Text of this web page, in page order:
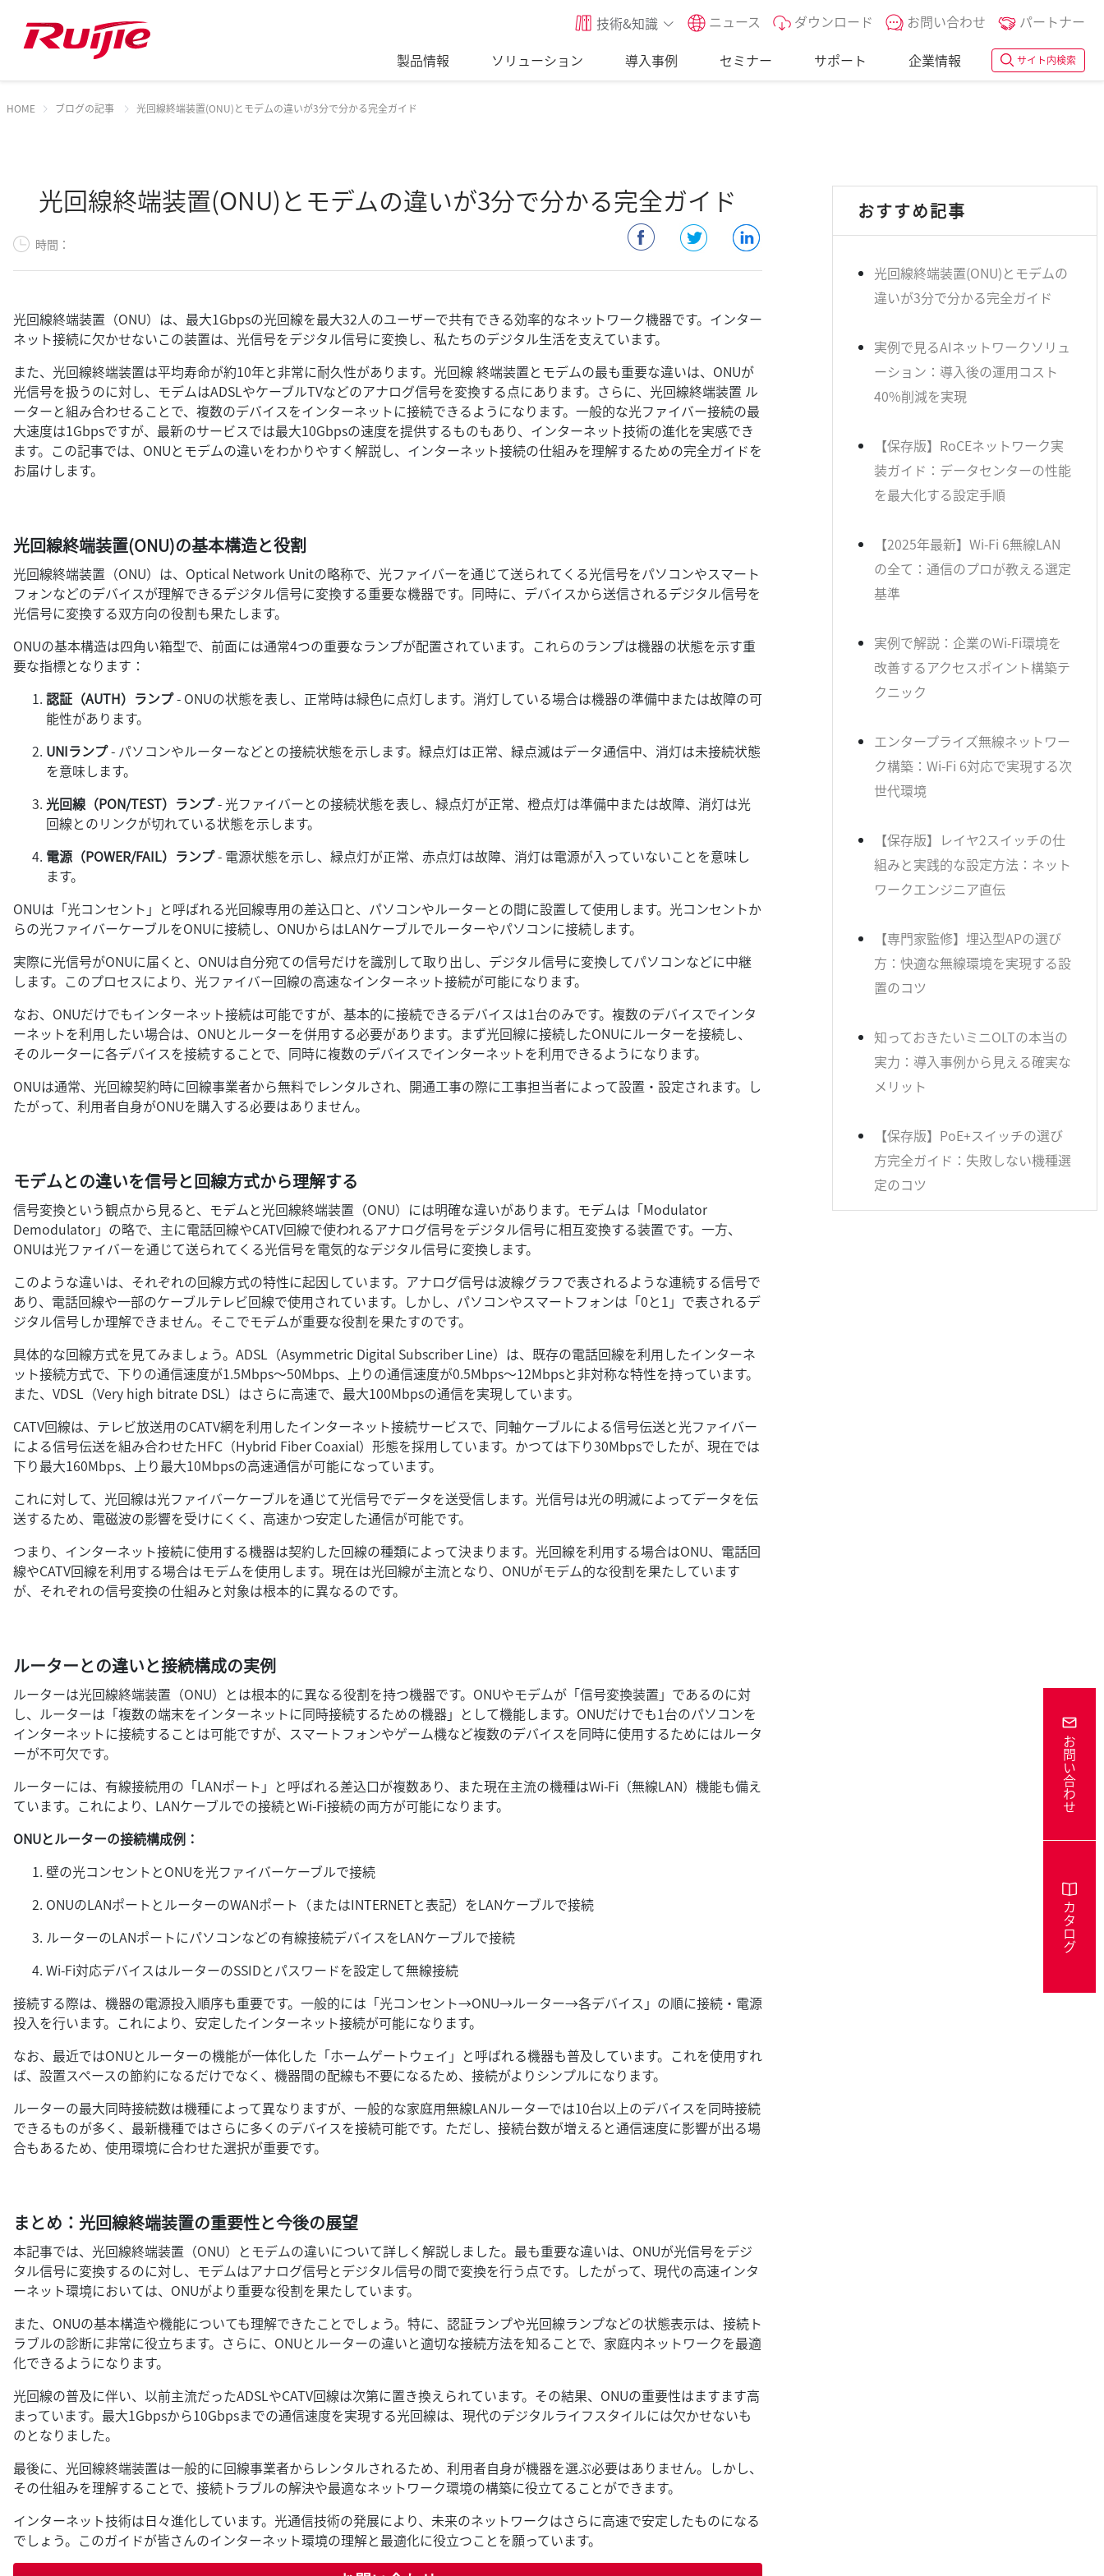
技術&知識 ニュース ダウンロード お問い合わせ
パートナー
製品情報
ソリューション 導入事例 セミナー サポート 企業情報 サイト内検索
HOME ブログの記事 光回線終端装置(ONU)とモデムの違いが3分で分かる完全ガイド
光回線終端装置(ONU)とモデムの違いが3分で分かる完全ガイド
時間：
光回線終端装置（ONU）は、最大1Gbpsの光回線を最大32人のユーザーで共有できる効率的なネットワーク機器です。インター
ネット接続に欠かせないこの装置は、光信号をデジタル信号に変換し、私たちのデジタル生活を支えています。
また、光回線終端装置は平均寿命が約10年と非常に耐久性があります。光回線 終端装置とモデムの最も重要な違いは、ONUが
光信号を扱うのに対し、モデムはADSLやケーブルTVなどのアナログ信号を変換する点にあります。さらに、光回線終端装置 ル
ーターと組み合わせることで、複数のデバイスをインターネットに接続できるようになります。一般的な光ファイバー接続の最
大速度は1Gbpsですが、最新のサービスでは最大10Gbpsの速度を提供するものもあり、インターネット技術の進化を実感でき
ます。この記事では、ONUとモデムの違いをわかりやすく解説し、インターネット接続の仕組みを理解するための完全ガイドを
お届けします。
光回線終端装置(ONU)の基本構造と役割
光回線終端装置（ONU）は、Optical Network Unitの略称で、光ファイバーを通じて送られてくる光信号をパソコンやスマート
フォンなどのデバイスが理解できるデジタル信号に変換する重要な機器です。同時に、デバイスから送信されるデジタル信号を
光信号に変換する双方向の役割も果たします。
ONUの基本構造は四角い箱型で、前面には通常4つの重要なランプが配置されています。これらのランプは機器の状態を示す重
要な指標となります：
認証（AUTH）ランプ- ONUの状態を表し、正常時は緑色に点灯します。消灯している場合は機器の準備中または故障の可
能性があります。
UNIランプ- パソコンやルーターなどとの接続状態を示します。緑点灯は正常、緑点滅はデータ通信中、消灯は未接続状態
を意味します。
光回線（PON/TEST）ランプ- 光ファイバーとの接続状態を表し、緑点灯が正常、橙点灯は準備中または故障、消灯は光
回線とのリンクが切れている状態を示します。
電源（POWER/FAIL）ランプ- 電源状態を示し、緑点灯が正常、赤点灯は故障、消灯は電源が入っていないことを意味し
ます。
ONUは「光コンセント」と呼ばれる光回線専用の差込口と、パソコンやルーターとの間に設置して使用します。光コンセントか
らの光ファイバーケーブルをONUに接続し、ONUからはLANケーブルでルーターやパソコンに接続します。
実際に光信号がONUに届くと、ONUは自分宛ての信号だけを識別して取り出し、デジタル信号に変換してパソコンなどに中継
します。このプロセスにより、光ファイバー回線の高速なインターネット接続が可能になります。
なお、ONUだけでもインターネット接続は可能ですが、基本的に接続できるデバイスは1台のみです。複数のデバイスでインタ
ーネットを利用したい場合は、ONUとルーターを併用する必要があります。まず光回線に接続したONUにルーターを接続し、
そのルーターに各デバイスを接続することで、同時に複数のデバイスでインターネットを利用できるようになります。
ONUは通常、光回線契約時に回線事業者から無料でレンタルされ、開通工事の際に工事担当者によって設置・設定されます。し
たがって、利用者自身がONUを購入する必要はありません。
モデムとの違いを信号と回線方式から理解する
信号変換という観点から見ると、モデムと光回線終端装置（ONU）には明確な違いがあります。モデムは「Modulator
Demodulator」の略で、主に電話回線やCATV回線で使われるアナログ信号をデジタル信号に相互変換する装置です。一方、
ONUは光ファイバーを通じて送られてくる光信号を電気的なデジタル信号に変換します。
このような違いは、それぞれの回線方式の特性に起因しています。アナログ信号は波線グラフで表されるような連続する信号で
あり、電話回線や一部のケーブルテレビ回線で使用されています。しかし、パソコンやスマートフォンは「0と1」で表されるデ
ジタル信号しか理解できません。そこでモデムが重要な役割を果たすのです。
具体的な回線方式を見てみましょう。ADSL（Asymmetric Digital Subscriber Line）は、既存の電話回線を利用したインターネ
ット接続方式で、下りの通信速度が1.5Mbps～50Mbps、上りの通信速度が0.5Mbps～12Mbpsと非対称な特性を持っています。
また、VDSL（Very high bitrate DSL）はさらに高速で、最大100Mbpsの通信を実現しています。
CATV回線は、テレビ放送用のCATV網を利用したインターネット接続サービスで、同軸ケーブルによる信号伝送と光ファイバー
による信号伝送を組み合わせたHFC（Hybrid Fiber Coaxial）形態を採用しています。かつては下り30Mbpsでしたが、現在では
下り最大160Mbps、上り最大10Mbpsの高速通信が可能になっています。
これに対して、光回線は光ファイバーケーブルを通じて光信号でデータを送受信します。光信号は光の明滅によってデータを伝
送するため、電磁波の影響を受けにくく、高速かつ安定した通信が可能です。
つまり、インターネット接続に使用する機器は契約した回線の種類によって決まります。光回線を利用する場合はONU、電話回
線やCATV回線を利用する場合はモデムを使用します。現在は光回線が主流となり、ONUがモデム的な役割を果たしています
が、それぞれの信号変換の仕組みと対象は根本的に異なるのです。
ルーターとの違いと接続構成の実例
ルーターは光回線終端装置（ONU）とは根本的に異なる役割を持つ機器です。ONUやモデムが「信号変換装置」であるのに対
し、ルーターは「複数の端末をインターネットに同時接続するための機器」として機能します。ONUだけでも1台のパソコンを
インターネットに接続することは可能ですが、スマートフォンやゲーム機など複数のデバイスを同時に使用するためにはルータ
ーが不可欠です。
ルーターには、有線接続用の「LANポート」と呼ばれる差込口が複数あり、また現在主流の機種はWi-Fi（無線LAN）機能も備え
ています。これにより、LANケーブルでの接続とWi-Fi接続の両方が可能になります。
ONUとルーターの接続構成例：
壁の光コンセントとONUを光ファイバーケーブルで接続
ONUのLANポートとルーターのWANポート（またはINTERNETと表記）をLANケーブルで接続
ルーターのLANポートにパソコンなどの有線接続デバイスをLANケーブルで接続
Wi-Fi対応デバイスはルーターのSSIDとパスワードを設定して無線接続
接続する際は、機器の電源投入順序も重要です。一般的には「光コンセント→ONU→ルーター→各デバイス」の順に接続・電源
投入を行います。これにより、安定したインターネット接続が可能になります。
なお、最近ではONUとルーターの機能が一体化した「ホームゲートウェイ」と呼ばれる機器も普及しています。これを使用すれ
ば、設置スペースの節約になるだけでなく、機器間の配線も不要になるため、接続がよりシンプルになります。
ルーターの最大同時接続数は機種によって異なりますが、一般的な家庭用無線LANルーターでは10台以上のデバイスを同時接続
できるものが多く、最新機種ではさらに多くのデバイスを接続可能です。ただし、接続台数が増えると通信速度に影響が出る場
合もあるため、使用環境に合わせた選択が重要です。
まとめ：光回線終端装置の重要性と今後の展望
本記事では、光回線終端装置（ONU）とモデムの違いについて詳しく解説しました。最も重要な違いは、ONUが光信号をデジ
タル信号に変換するのに対し、モデムはアナログ信号とデジタル信号の間で変換を行う点です。したがって、現代の高速インタ
ーネット環境においては、ONUがより重要な役割を果たしています。
また、ONUの基本構造や機能についても理解できたことでしょう。特に、認証ランプや光回線ランプなどの状態表示は、接続ト
ラブルの診断に非常に役立ちます。さらに、ONUとルーターの違いと適切な接続方法を知ることで、家庭内ネットワークを最適
化できるようになります。
光回線の普及に伴い、以前主流だったADSLやCATV回線は次第に置き換えられています。その結果、ONUの重要性はますます高
まっています。最大1Gbpsから10Gbpsまでの通信速度を実現する光回線は、現代のデジタルライフスタイルには欠かせないも
のとなりました。
最後に、光回線終端装置は一般的に回線事業者からレンタルされるため、利用者自身が機器を選ぶ必要はありません。しかし、
その仕組みを理解することで、接続トラブルの解決や最適なネットワーク環境の構築に役立てることができます。
インターネット技術は日々進化しています。光通信技術の発展により、未来のネットワークはさらに高速で安定したものになる
でしょう。このガイドが皆さんのインターネット環境の理解と最適化に役立つことを願っています。
おすすめ記事
光回線終端装置(ONU)とモデムの
違いが3分で分かる完全ガイド
実例で見るAIネットワークソリュ
ーション：導入後の運用コスト
40%削減を実現
【保存版】RoCEネットワーク実
装ガイド：データセンターの性能
を最大化する設定手順
【2025年最新】Wi-Fi 6無線LAN
の全て：通信のプロが教える選定
基準
実例で解説：企業のWi-Fi環境を
改善するアクセスポイント構築テ
クニック
エンタープライズ無線ネットワー
ク構築：Wi-Fi 6対応で実現する次
世代環境
【保存版】レイヤ2スイッチの仕
組みと実践的な設定方法：ネット
ワークエンジニア直伝
【専門家監修】埋込型APの選び
方：快適な無線環境を実現する設
置のコツ
知っておきたいミニOLTの本当の
実力：導入事例から見える確実な
メリット
【保存版】PoE+スイッチの選び
方完全ガイド：失敗しない機種選
定のコツ
お問い合わせ
カタログ